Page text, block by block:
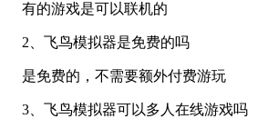
有的游戏是可以联机的
2、飞鸟模拟器是免费的吗
是免费的，不需要额外付费游玩
3、飞鸟模拟器可以多人在线游戏吗